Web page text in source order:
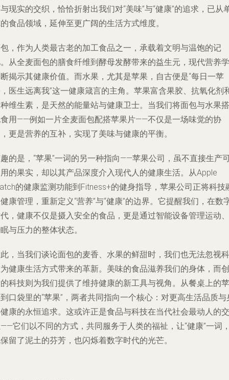
现实的交织，恰恰折射出我们对“美味”与“健康”的追求，已从
食品领域，延伸至更广阔的生活方式维度。
，作为人类最古老的加工食品之一，承载着文明与温饱的记
从全麦面包的膳食纤维到酵母发酵带来的益生元，现代营养学
揭示其健康价值。而水果，尤其是苹果，自古便是“每日一苹
医生远离我”这一健康箴言的主角。苹果富含果胶、抗氧化剂
维生素，是天然的能量站与健康卫士。当我们将面包与水果搭
用——例如一片全麦面包配搭苹果片——不仅是一场味觉的协
更是营养的互补，实现了美味与健康的平衡。
的是，“苹果”一词的另一种指向——苹果公司，虽不直接生产
的果实，却以其产品深度介入现代人的健康生活。从Apple
的健康监测功能到Fitness+的健身指导，苹果公司正将科技
康管理，重新定义“营养”与“健康”的边界。它提醒我们，在数
，健康不仅是摄入安全的食品，更是通过智能设备管理运动、
与压力的整体状态。
，当我们谈论面包的麦香、水果的鲜甜时，我们也无法忽视科
健康生活方式带来的革新。美味的食品滋养我们的身体，而创
科技则为我们提供了维持健康的新工具与视角。从餐桌上的苹
口袋里的“苹果”，两者共同指向一个核心：对更高生活品质与
康的永恒追求。这或许正是食品与科技在当代社会最动人的交
它们以不同的方式，共同服务于人类的福祉，让“健康”一词
留了泥土的芬芳，也闪烁着数字时代的光芒。